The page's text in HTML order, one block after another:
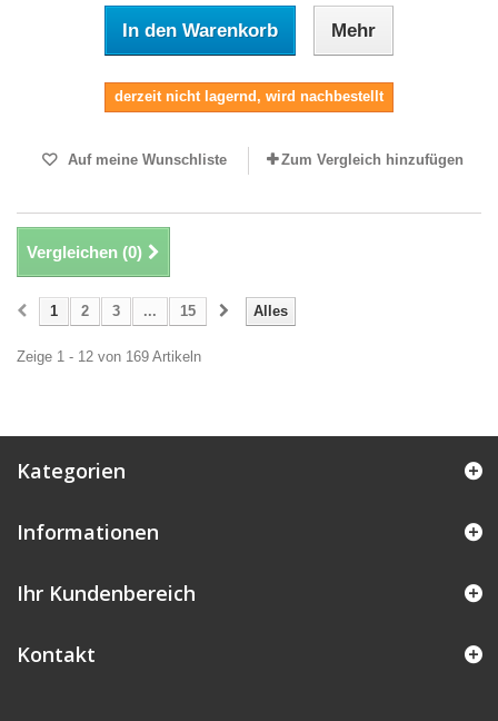
In den Warenkorb Mehr
derzeit nicht lagernd, wird nachbestellt
Auf meine Wunschliste Zum Vergleich hinzufügen
Vergleichen (0)
Alles
1 2 3 ... 15
Zeige 1 - 12 von 169 Artikeln
Kategorien
Informationen
Ihr Kundenbereich
Kontakt